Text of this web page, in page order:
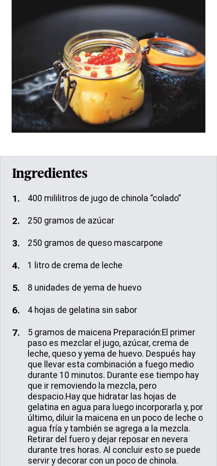
Ingredientes
400 mililitros de jugo de chinola “colado”
250 gramos de azúcar
250 gramos de queso mascarpone
1 litro de crema de leche
8 unidades de yema de huevo
4 hojas de gelatina sin sabor
5 gramos de maicena Preparación:El primer
paso es mezclar el jugo, azúcar, crema de
leche, queso y yema de huevo. Después hay
que llevar esta combinación a fuego medio
durante 10 minutos. Durante ese tiempo hay
que ir removiendo la mezcla, pero
despacio.Hay que hidratar las hojas de
gelatina en agua para luego incorporarla y, por
último, diluir la maicena en un poco de leche o
agua fría y también se agrega a la mezcla.
Retirar del fuero y dejar reposar en nevera
durante tres horas. Al concluir esto se puede
servir y decorar con un poco de chinola.